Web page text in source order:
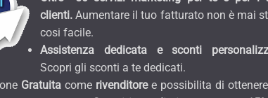
clienti. Aumentare il tuo fatturato non è mai
cosi facile.
Assistenza dedicata e sconti
Scopri gli sconti a te dedicati.
Gratuita come rivenditoree possibilita di